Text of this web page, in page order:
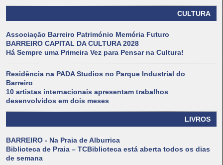
CULTURA
Associação Barreiro Património Memória Futuro
BARREIRO CAPITAL DA CULTURA 2028
Há Sempre uma Primeira Vez para Pensar na Cultura!
Residência na PADA Studios no Parque Industrial do
Barreiro
10 artistas internacionais apresentam trabalhos
desenvolvidos em dois meses
LIVROS
BARREIRO - Na Praia de Alburrica
Biblioteca de Praia – TCBiblioteca está aberta todos os dias
de semana